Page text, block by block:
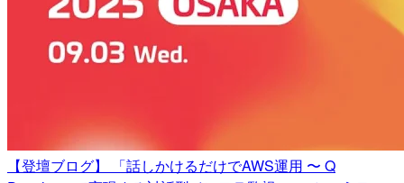
【登壇ブログ】 「話しかけるだけでAWS運用 〜 Q